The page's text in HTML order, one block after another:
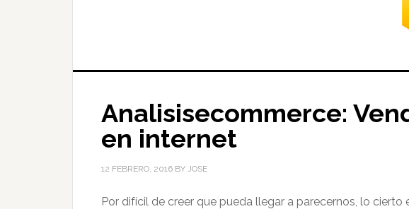
Analisisecommerce:
en internet
12 FEBRERO, 2016 BY JOSE
Por difícil de creer que pueda llegar a parecernos, lo